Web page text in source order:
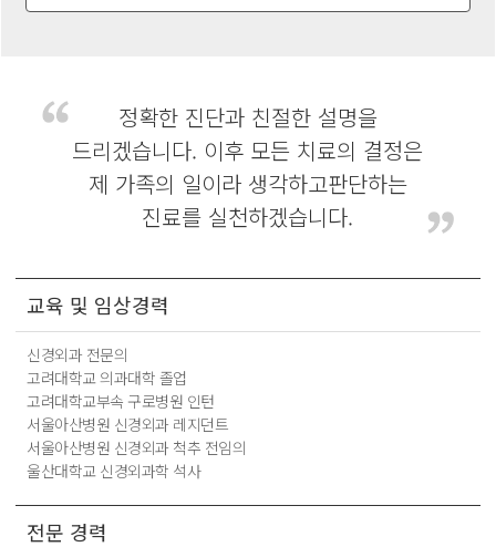
정확한 진단과 친절한 설명을
드리겠습니다. 이후 모든 치료의 결정은
제 가족의 일이라 생각하고판단하는
진료를 실천하겠습니다.
교육 및 임상경력
신경외과 전문의
고려대학교 의과대학 졸업
고려대학교부속 구로병원 인턴
서울아산병원 신경외과 레지던트
서울아산병원 신경외과 척추 전임의
울산대학교 신경외과학 석사
전문 경력